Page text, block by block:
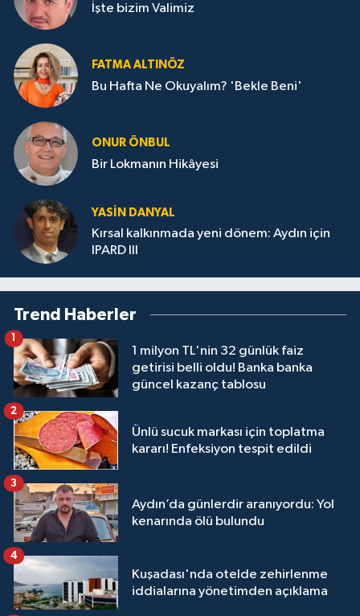
İşte bizim Valimiz
FATMA ALTINÖZ
Bu Hafta Ne Okuyalım? 'Bekle Beni'
ONUR ÖNBUL
Bir Lokmanın Hikâyesi
YASIN DANYAL
Kırsal kalkınmada yeni dönem: Aydın için
IPARD III
Trend Haberler
1 milyon TL'nin 32 günlük faiz
getirisi belli oldu! Banka banka
güncel kazanç tablosu
1
Ünlü sucuk markası için toplatma
kararı! Enfeksiyon tespit edildi
2
Aydın’da günlerdir aranıyordu: Yol
kenarında ölü bulundu
3
Kuşadası'nda otelde zehirlenme
iddialarına yönetimden açıklama
4